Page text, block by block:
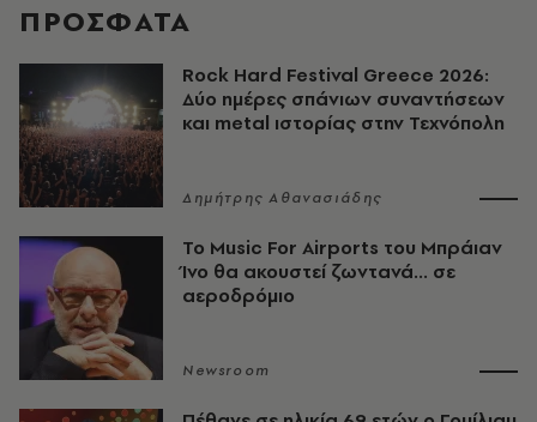
ΠΡΟΣΦΑΤΑ
Rock Hard Festival Greece 2026:
Δύο ημέρες σπάνιων συναντήσεων
και metal ιστορίας στην Τεχνόπολη
Δημήτρης Αθανασιάδης
Το Music For Airports του Μπράιαν
Ίνο θα ακουστεί ζωντανά... σε
αεροδρόμιο
Newsroom